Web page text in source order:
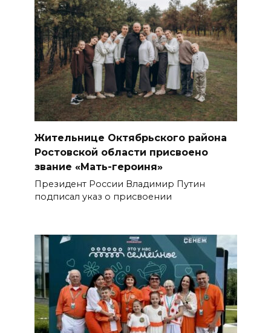
Жительнице Октябрьского района
Ростовской области присвоено
звание «Мать-героиня»
Президент России Владимир Путин
подписал указ о присвоении